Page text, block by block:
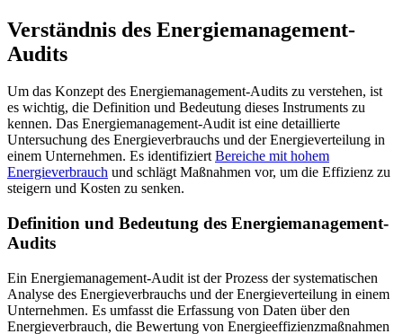
Verständnis des Energiemanagement-
Audits
Um das Konzept des Energiemanagement-Audits zu verstehen, ist
es wichtig, die Definition und Bedeutung dieses Instruments zu
kennen. Das Energiemanagement-Audit ist eine detaillierte
Untersuchung des Energieverbrauchs und der Energieverteilung in
einem Unternehmen. Es identifiziertBereiche mit hohem
Energieverbrauch und schlägt Maßnahmen vor, um die Effizienz zu
steigern und Kosten zu senken.
Definition und Bedeutung des Energiemanagement-
Audits
Ein Energiemanagement-Audit ist der Prozess der systematischen
Analyse des Energieverbrauchs und der Energieverteilung in einem
Unternehmen. Es umfasst die Erfassung von Daten über den
Energieverbrauch, die Bewertung von Energieeffizienzmaßnahmen